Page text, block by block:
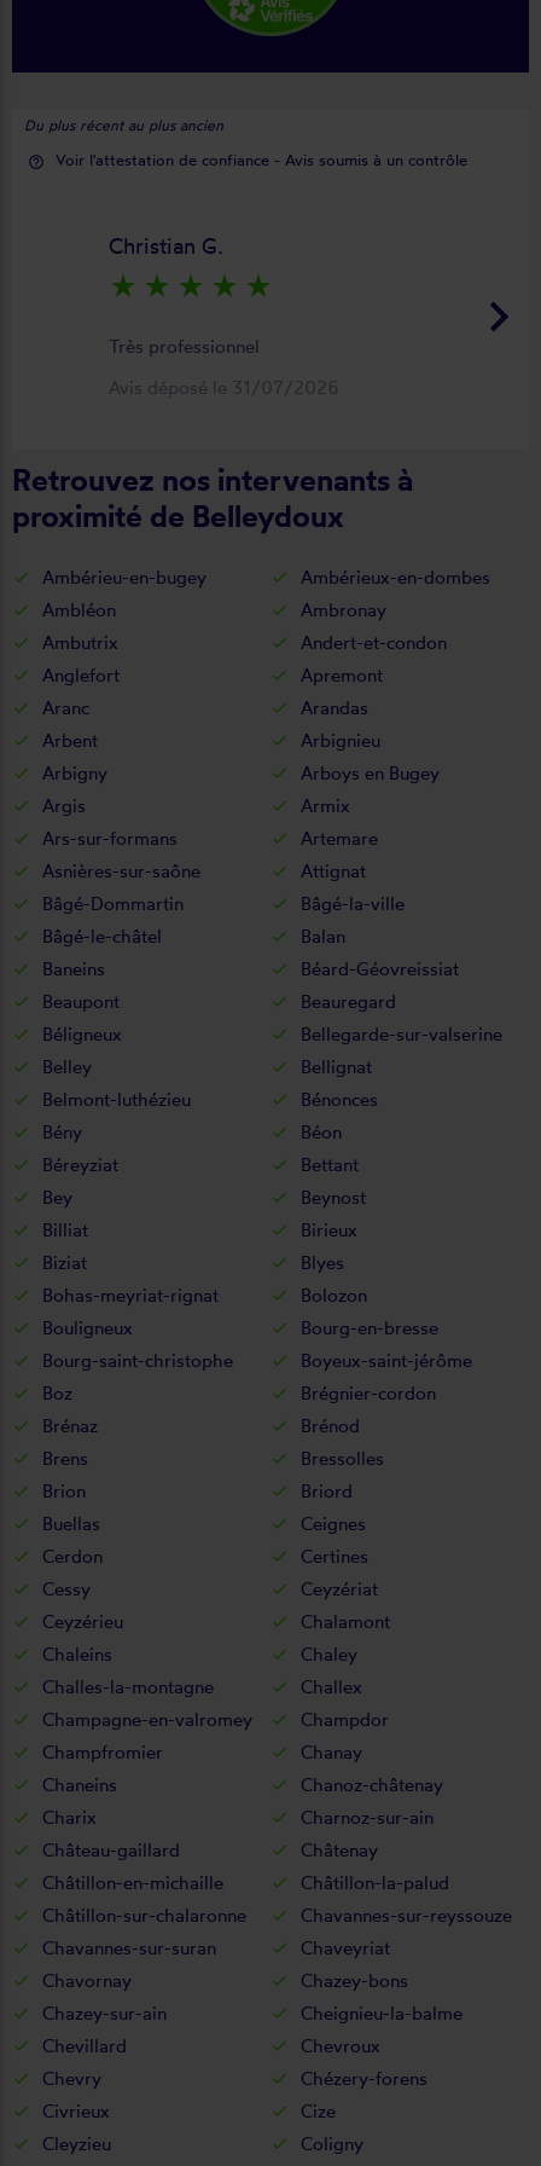
Du plus récent au plus ancien
help_outline Voir l'attestation de confiance - Avis soumis à un contrôle
keyboard_arrow_right
Christian G.
star_rate star_rate star_rate star_rate star_rate
Très professionnel
Avis déposé le 31/07/2026
Retrouvez nos intervenants à
proximité de Belleydoux
Ambérieu-en-bugey
Ambérieux-en-dombes
Ambléon
Ambronay
Ambutrix
Andert-et-condon
Anglefort
Apremont
Aranc
Arandas
Arbent
Arbignieu
Arbigny
Arboys en Bugey
Argis
Armix
Ars-sur-formans
Artemare
Asnières-sur-saône
Attignat
Bâgé-Dommartin
Bâgé-la-ville
Bâgé-le-châtel
Balan
Baneins
Béard-Géovreissiat
Beaupont
Beauregard
Béligneux
Bellegarde-sur-valserine
Belley
Bellignat
Belmont-luthézieu
Bénonces
Bény
Béon
Béreyziat
Bettant
Bey
Beynost
Billiat
Birieux
Biziat
Blyes
Bohas-meyriat-rignat
Bolozon
Bouligneux
Bourg-en-bresse
Bourg-saint-christophe
Boyeux-saint-jérôme
Boz
Brégnier-cordon
Brénaz
Brénod
Brens
Bressolles
Brion
Briord
Buellas
Ceignes
Cerdon
Certines
Cessy
Ceyzériat
Ceyzérieu
Chalamont
Chaleins
Chaley
Challes-la-montagne
Challex
Champagne-en-valromey
Champdor
Champfromier
Chanay
Chaneins
Chanoz-châtenay
Charix
Charnoz-sur-ain
Château-gaillard
Châtenay
Châtillon-en-michaille
Châtillon-la-palud
Châtillon-sur-chalaronne
Chavannes-sur-reyssouze
Chavannes-sur-suran
Chaveyriat
Chavornay
Chazey-bons
Chazey-sur-ain
Cheignieu-la-balme
Chevillard
Chevroux
Chevry
Chézery-forens
Civrieux
Cize
Cleyzieu
Coligny